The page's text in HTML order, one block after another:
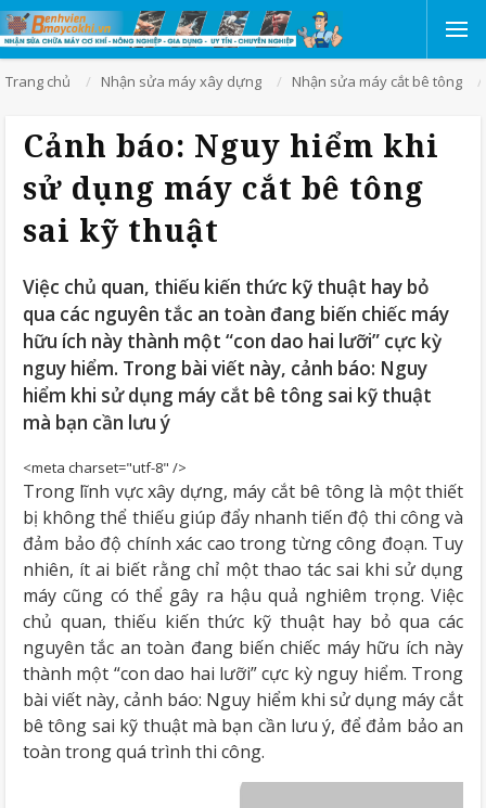
Trang chủ Nhận sửa máy xây dựng Nhận sửa máy cắt bê tông
Cảnh báo: Nguy hiểm khi
sử dụng máy cắt bê tông
sai kỹ thuật
Việc chủ quan, thiếu kiến thức kỹ thuật hay bỏ
qua các nguyên tắc an toàn đang biến chiếc máy
hữu ích này thành một “con dao hai lưỡi” cực kỳ
nguy hiểm. Trong bài viết này, cảnh báo: Nguy
hiểm khi sử dụng máy cắt bê tông sai kỹ thuật
mà bạn cần lưu ý
<meta charset="utf-8" />
Trong lĩnh vực xây dựng, máy cắt bê tông là một thiết
bị không thể thiếu giúp đẩy nhanh tiến độ thi công và
đảm bảo độ chính xác cao trong từng công đoạn. Tuy
nhiên, ít ai biết rằng chỉ một thao tác sai khi sử dụng
máy cũng có thể gây ra hậu quả nghiêm trọng. Việc
chủ quan, thiếu kiến thức kỹ thuật hay bỏ qua các
nguyên tắc an toàn đang biến chiếc máy hữu ích này
thành một “con dao hai lưỡi” cực kỳ nguy hiểm. Trong
bài viết này, cảnh báo: Nguy hiểm khi sử dụng máy cắt
bê tông sai kỹ thuật mà bạn cần lưu ý, để đảm bảo an
toàn trong quá trình thi công.